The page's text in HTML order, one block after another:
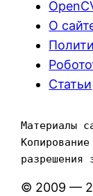
О
Статьи
Материалы
разрешения
© 2009 —